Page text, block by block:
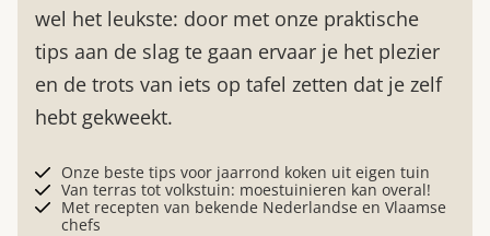
wel het leukste: door met onze praktische
tips aan de slag te gaan ervaar je het plezier
en de trots van iets op tafel zetten dat je zelf
hebt gekweekt.
Onze beste tips voor jaarrond koken uit eigen tuin
Van terras tot volkstuin: moestuinieren kan overal!
Met recepten van bekende Nederlandse en Vlaamse
chefs